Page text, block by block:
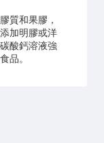
質和果膠，
加明膠或洋
酸鈣溶液強
品。